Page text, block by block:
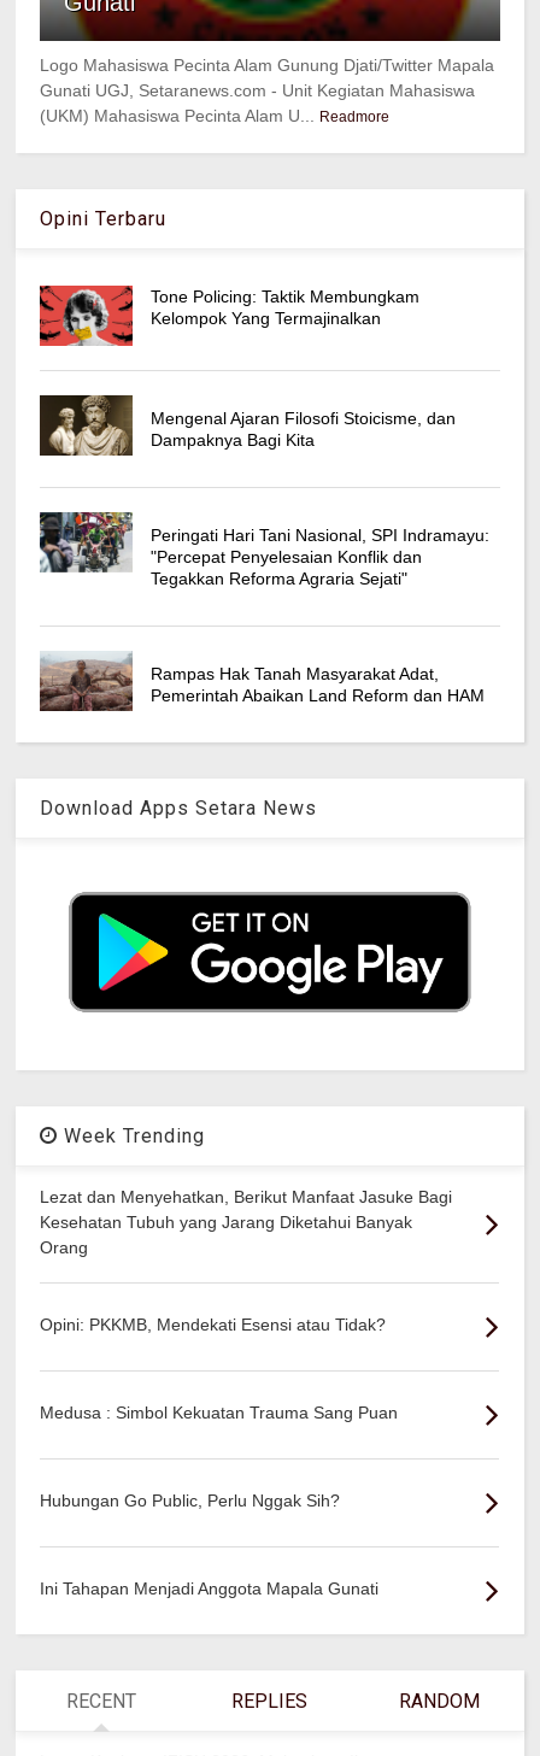
Logo Mahasiswa Pecinta Alam Gunung Djati/Twitter Mapala
Gunati UGJ, Setaranews.com - Unit Kegiatan Mahasiswa
(UKM) Mahasiswa Pecinta Alam U...
Readmore
Opini Terbaru
Tone Policing: Taktik Membungkam
Kelompok Yang Termajinalkan
Mengenal Ajaran Filosofi Stoicisme, dan
Dampaknya Bagi Kita
Peringati Hari Tani Nasional, SPI Indramayu:
"Percepat Penyelesaian Konflik dan
Tegakkan Reforma Agraria Sejati"
Rampas Hak Tanah Masyarakat Adat,
Pemerintah Abaikan Land Reform dan HAM
Download Apps Setara News
Week Trending
Lezat dan Menyehatkan, Berikut Manfaat Jasuke Bagi
Kesehatan Tubuh yang Jarang Diketahui Banyak
Orang
Opini: PKKMB, Mendekati Esensi atau Tidak?
Medusa : Simbol Kekuatan Trauma Sang Puan
Hubungan Go Public, Perlu Nggak Sih?
Ini Tahapan Menjadi Anggota Mapala Gunati
RECENT REPLIES RANDOM